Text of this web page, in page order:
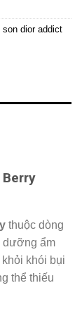
son dior addict
thuộc dòng
dưỡng ẩm
khói bụi
thể thiếu